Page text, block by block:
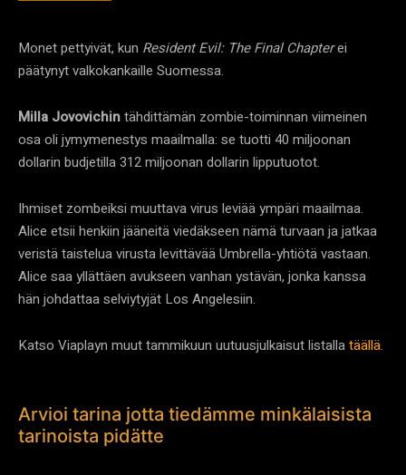
Monet pettyivät, kun Resident Evil: The Final Chapterei
päätynyt valkokankaille Suomessa.
Milla Jovovichintähdittämän zombie-toiminnan viimeinen
osa oli jymymenestys maailmalla: se tuotti 40 miljoonan
dollarin budjetilla 312 miljoonan dollarin lipputuotot.
Ihmiset zombeiksi muuttava virus leviää ympäri maailmaa.
Alice etsii henkiin jääneitä viedäkseen nämä turvaan ja jatkaa
veristä taistelua virusta levittävää Umbrella-yhtiötä vastaan.
Alice saa yllättäen avukseen vanhan ystävän, jonka kanssa
hän johdattaa selviytyjät Los Angelesiin.
Katso Viaplayn muut tammikuun uutuusjulkaisut listallatäällä.
Arvioi tarina jotta tiedämme minkälaisista
tarinoista pidätte